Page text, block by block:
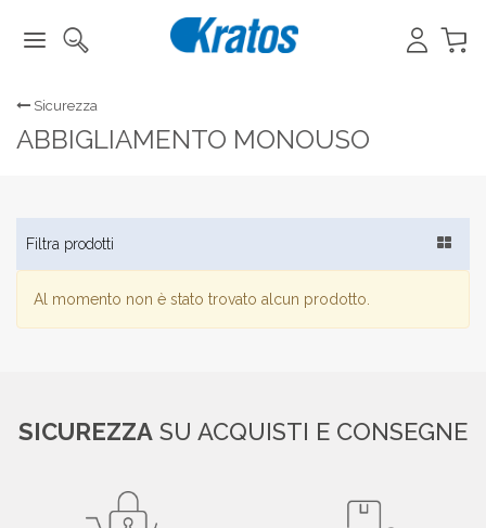
Sicurezza
ABBIGLIAMENTO MONOUSO
Toggle
Filtra prodotti
Al momento non è stato trovato alcun prodotto.
SICUREZZA SU ACQUISTI E CONSEGNE